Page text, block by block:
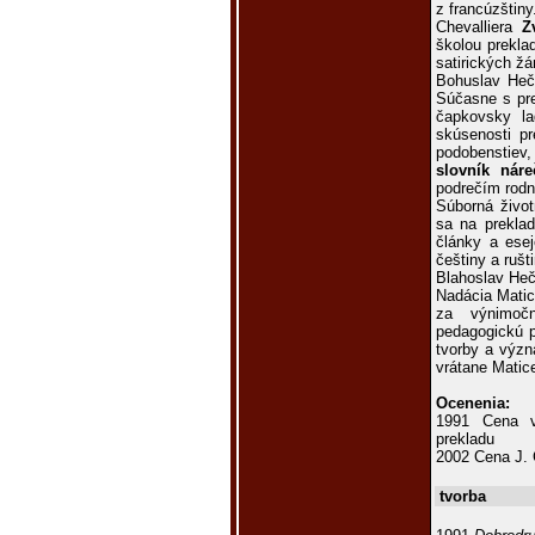
z
Chevalliera
školou
satirických
Bohuslav
Súčasne s
čapkovsky
skúsenosti
slovník
podrečím
Súborná
sa na
články a
češtiny a
Blahoslav
Nadácia
za
pedagogickú
tvorby a
vrátane
Ocenenia:
1991 Cena
prekladu
2002 Cena J.
tvorba